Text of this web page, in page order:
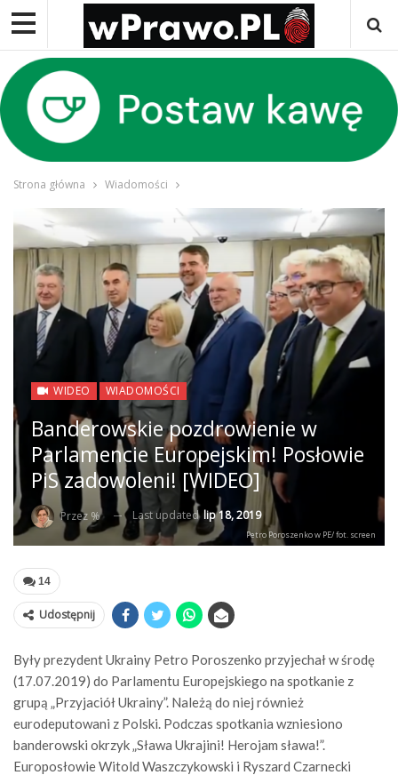
Strona główna Wiadomości
WIDEO WIADOMOŚCI
Banderowskie pozdrowienie w
Parlamencie Europejskim! Posłowie
PiS zadowoleni! [WIDEO]
Przez % Last updated lip 18, 2019
Petro Poroszenko w PE/ fot. screen
14
Udostępnij
Były prezydent Ukrainy Petro Poroszenko przyjechał w środę
(17.07.2019) do Parlamentu Europejskiego na spotkanie z
grupą „Przyjaciół Ukrainy”. Należą do niej również
eurodeputowani z Polski. Podczas spotkania wzniesiono
banderowski okrzyk „Sława Ukrajini! Herojam sława!”.
Europosłowie Witold Waszczykowski i Ryszard Czarnecki